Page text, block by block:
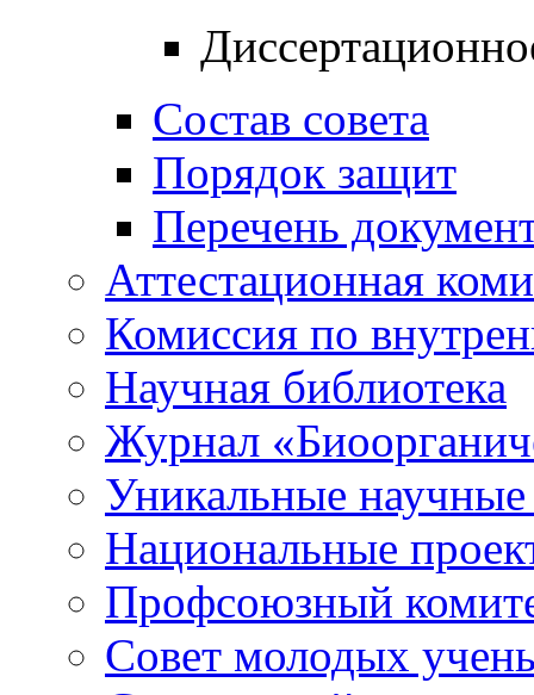
Состав совета
Порядок защит
Перечень
Аттестационная
Комиссия по
Научная библиотека
Журнал
Уникальные научные
Национальные
Профсоюзный
Совет молодых